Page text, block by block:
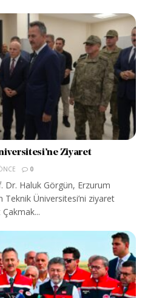
Ziyaret
0
Dr. Haluk Görgün, Erzurum
Teknik Üniversitesi’ni ziyaret